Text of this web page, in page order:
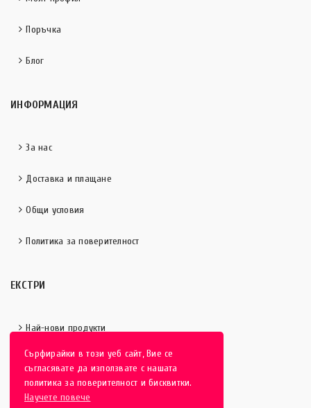
Сърфирайки в този уеб сайт, Вие се
съгласявате да използвате с нашата
политика за поверителност и бисквитки.
Научете повече
Поръчка
Блог
ИНФОРМАЦИЯ
За нас
Доставка и плащане
Общи условия
Политика за поверителност
ЕКСТРИ
Най-нови продукти
Отличени продукти